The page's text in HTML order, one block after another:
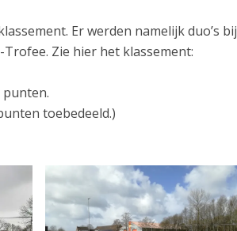
Er werden namelijk duo’s bij
Zie hier het klassement:
toebedeeld.)